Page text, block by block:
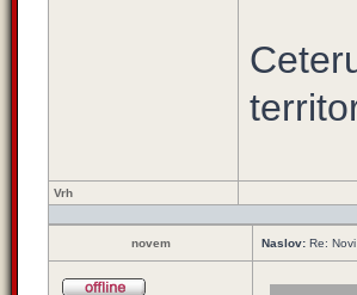
Vrh
novem Naslov: Re: